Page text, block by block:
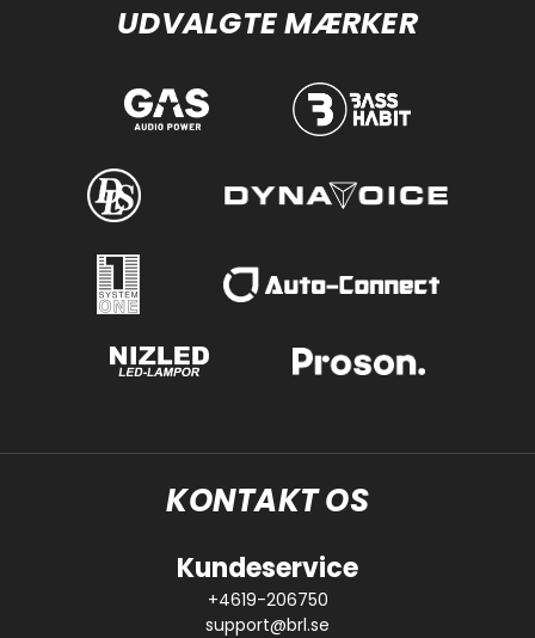
UDVALGTE MÆRKER
KONTAKT OS
Kundeservice
+4619-206750
support@brl.se